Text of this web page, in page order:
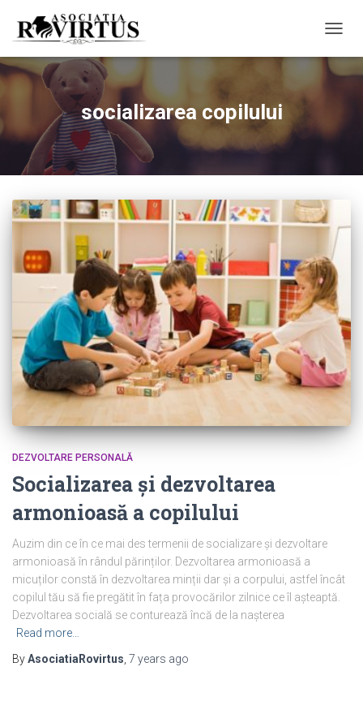
socializarea copilului
DEZVOLTARE PERSONALĂ
Socializarea și dezvoltarea
armonioasă a copilului
Auzim din ce în ce mai des termenii de socializare și dezvoltare
armonioasă în rândul părinților. Dezvoltarea armonioasă a
micuților constă în dezvoltarea minții dar și a corpului, astfel încât
copilul tău să fie pregătit în fața provocărilor zilnice ce îl așteaptă.
Dezvoltarea socială se conturează încă de la nașterea
Read more…
ByAsociatiaRovirtus 7 years ago